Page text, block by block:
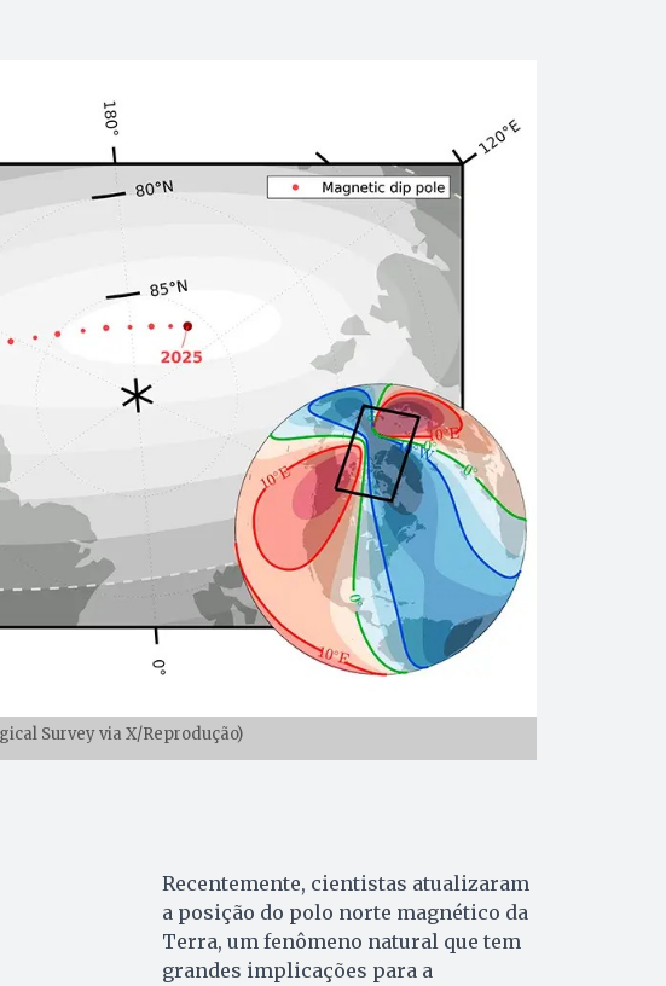
Survey via X/Reprodução)
Recentemente, cientistas atualizaram
a posição do polo norte magnético da
Terra, um fenômeno natural que tem
grandes implicações para a